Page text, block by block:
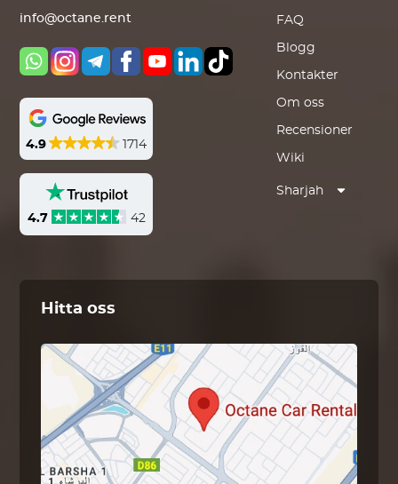
info@octane.rent
4.9 1714
4.7 42
FAQ
Blogg
Kontakter
Om oss
Recensioner
Wiki
Sharjah
Hitta oss